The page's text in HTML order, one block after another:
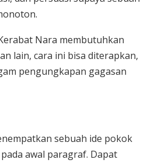
Nara membutuhkan
lain, cara ini bisa diterapkan,
pengungkapan gagasan
sebuah ide pokok
awal paragraf. Dapat